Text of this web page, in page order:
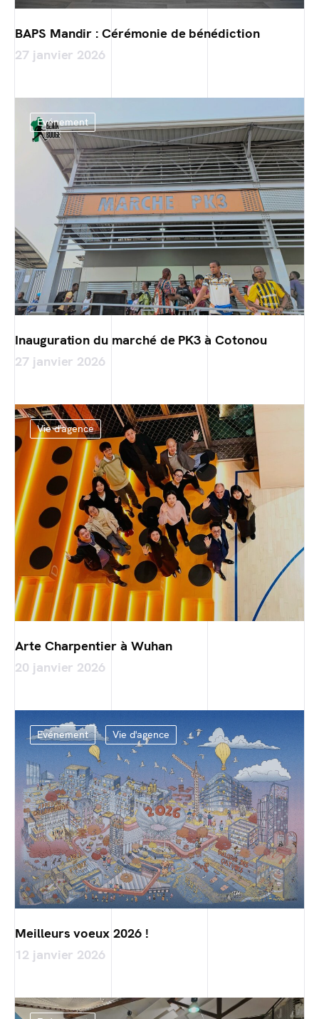
BAPS Mandir : Cérémonie de bénédiction
27 janvier 2026
Evénement
Inauguration du marché de PK3 à Cotonou
27 janvier 2026
Vie d'agence
Arte Charpentier à Wuhan
20 janvier 2026
Evénement Vie d'agence
Meilleurs voeux 2026 !
12 janvier 2026